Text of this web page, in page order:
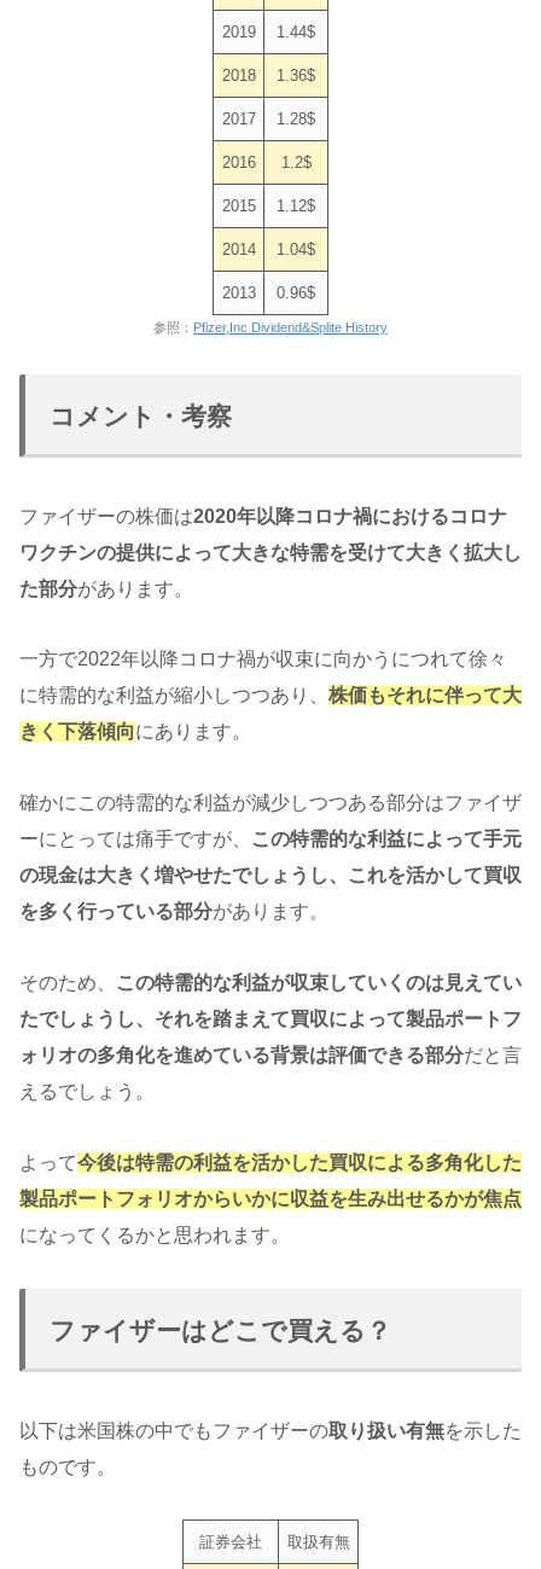
2019 1.44$
2018 1.36$
2017 1.28$
2016 1.2$
2015 1.12$
2014 1.04$
2013 0.96$
参照： Pfizer,Inc Dividend&Splite History
コメント・考察
ファイザーの株価は2020年以降コロナ禍におけるコロナ
ワクチンの提供によって大きな特需を受けて大きく拡大し
た部分があります。
一方で2022年以降コロナ禍が収束に向かうにつれて徐々
に特需的な利益が縮小しつつあり、 株価もそれに伴って大
きく下落傾向にあります。
確かにこの特需的な利益が減少しつつある部分はファイザ
ーにとっては痛手ですが、
この特需的な利益によって手元
の現金は大きく増やせたでしょうし、これを活かして買収
を多く行っている部分があります。
そのため、
この特需的な利益が収束していくのは見えてい
たでしょうし、それを踏まえて買収によって製品ポートフ
ォリオの多角化を進めている背景は評価できる部分だと言
えるでしょう。
よって今後は特需の利益を活かした買収による多角化した
製品ポートフォリオからいかに収益を生み出せるかが焦点
になってくるかと思われます。
ファイザーはどこで買える？
以下は米国株の中でもファイザーの取り扱い有無を示した
ものです。
証券会社 取扱有無